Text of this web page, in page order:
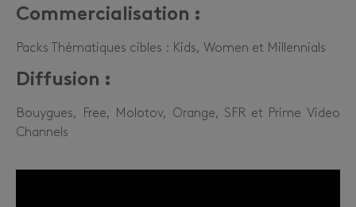
Commercialisation :
Packs Thématiques cibles : Kids, Women et Millennials
Diffusion :
Bouygues, Free, Molotov, Orange, SFR et Prime Video
Channels